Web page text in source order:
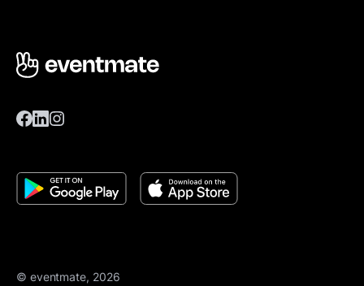
© eventmate, 2026